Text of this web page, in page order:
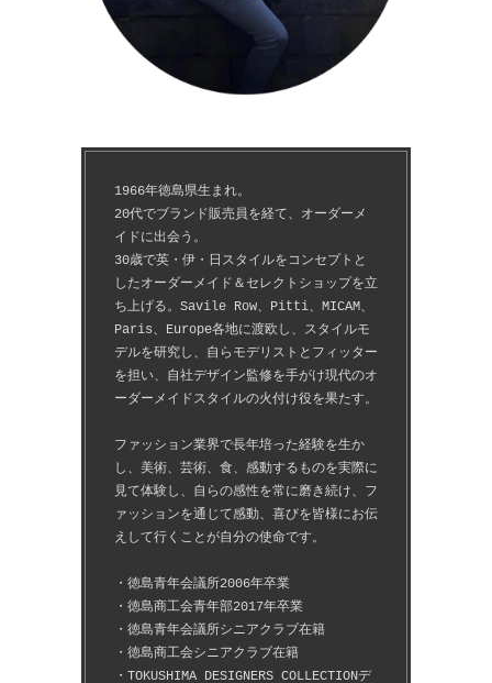
1966年徳島県生まれ。
20代でブランド販売員を経て、オーダーメ
イドに出会う。
30歳で英・伊・日スタイルをコンセプトと
したオーダーメイド＆セレクトショップを立
ち上げる。Savile Row、Pitti、MICAM、
Paris、Europe各地に渡欧し、スタイルモ
デルを研究し、自らモデリストとフィッター
を担い、自社デザイン監修を手がけ現代のオ
ーダーメイドスタイルの火付け役を果たす。
ファッション業界で長年培った経験を生か
し、美術、芸術、食、感動するものを実際に
見て体験し、自らの感性を常に磨き続け、フ
ァッションを通じて感動、喜びを皆様にお伝
えして行くことが自分の使命です。
・徳島青年会議所2006年卒業
・徳島商工会青年部2017年卒業
・徳島青年会議所シニアクラブ在籍
・徳島商工会シニアクラブ在籍
・TOKUSHIMA DESIGNERS COLLECTIONデ